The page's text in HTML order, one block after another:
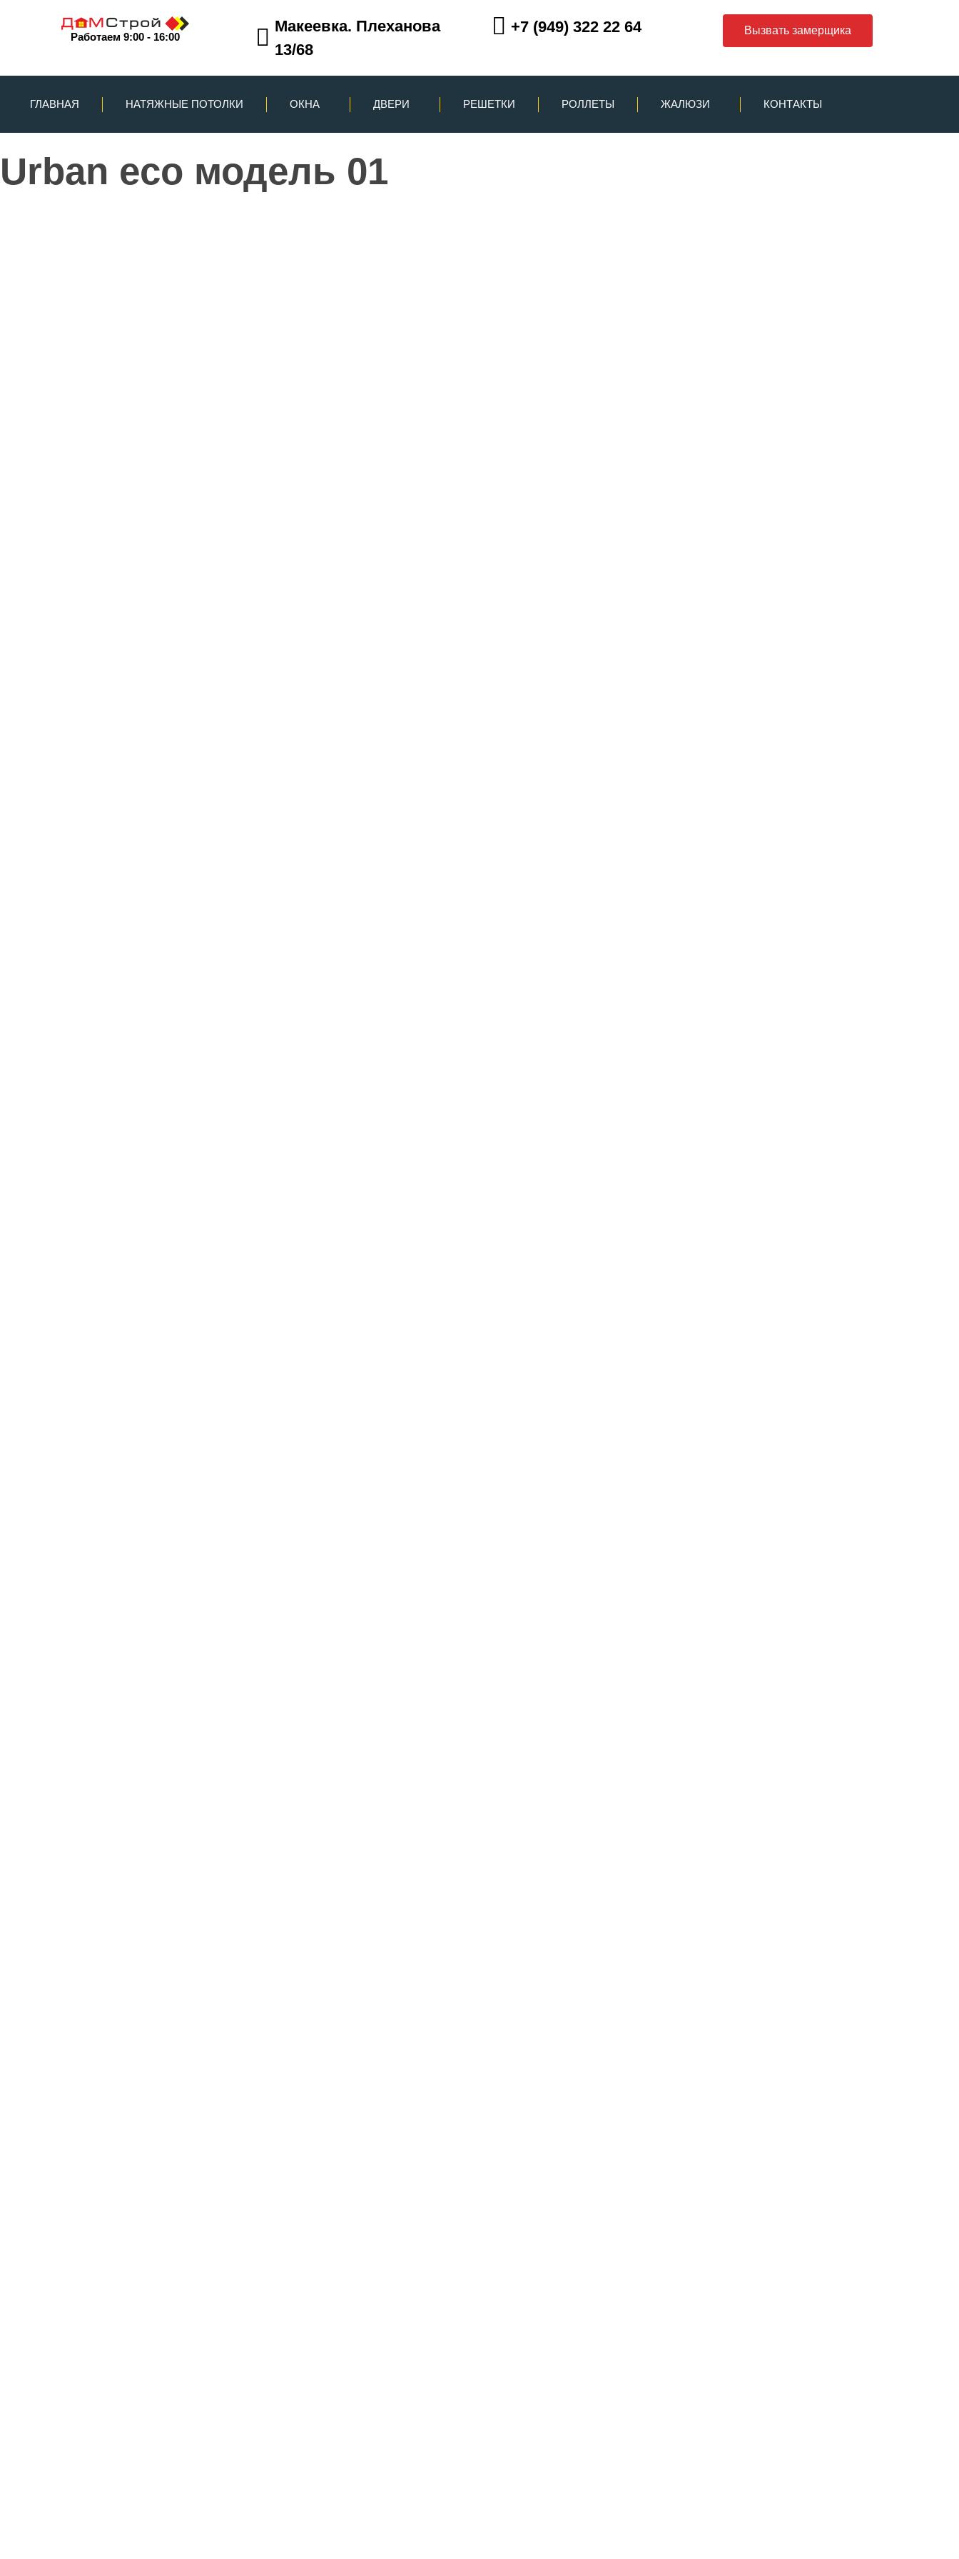
Работаем 9:00 - 16:00
Макеевка. Плеханова
13/68
+7 (949) 322 22 64 Вызвать замерщика
ГЛАВНАЯ НАТЯЖНЫЕ ПОТОЛКИ ОКНА ДВЕРИ РЕШЕТКИ РОЛЛЕТЫ ЖАЛЮЗИ КОНТАКТЫ
Urban eco модель 01